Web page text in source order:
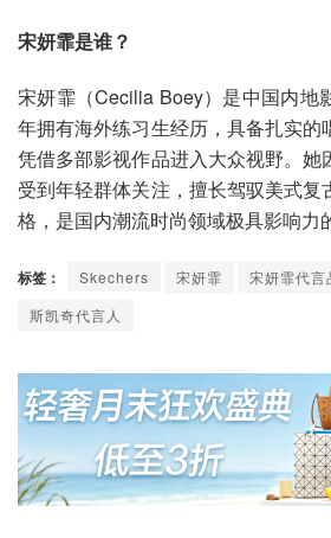
宋妍霏是谁？
宋妍霏（Cecilia Boey）是中国内地
年拥有海外练习生经历，具备扎实的
凭借多部影视作品进入大众视野。她
受到年轻群体关注，擅长驾驭美式
格，是国内潮流时尚领域极具影响力
标签： Skechers 宋妍霏 宋妍霏代言
斯凯奇代言人